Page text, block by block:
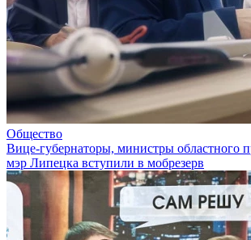
Общество
Вице-губернаторы, министры областного
мэр Липецка вступили в мобрезерв